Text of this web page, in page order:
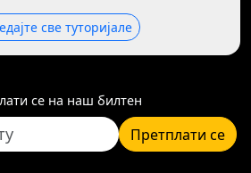
све туторијале
се на наш билтен
Претплати се